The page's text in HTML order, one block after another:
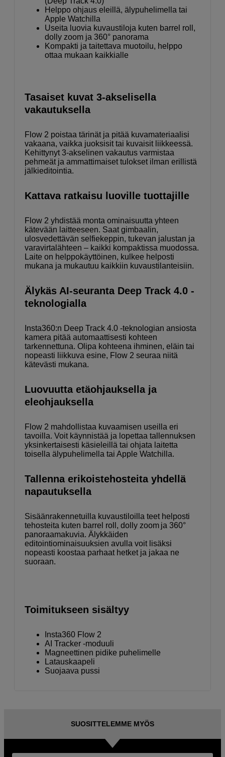
Helppo ohjaus eleillä, älypuhelimella tai
Apple Watchilla
Useita luovia kuvaustiloja kuten barrel roll,
dolly zoom ja 360° panorama
Kompakti ja taitettava muotoilu, helppo
ottaa mukaan kaikkialle
Tasaiset kuvat 3-akselisella
vakautuksella
Flow 2 poistaa tärinät ja pitää kuvamateriaalisi
vakaana, vaikka juoksisit tai kuvaisit liikkeessä.
Kehittynyt 3-akselinen vakautus varmistaa
pehmeät ja ammattimaiset tulokset ilman erillistä
jälkieditointia.
Kattava ratkaisu luoville tuottajille
Flow 2 yhdistää monta ominaisuutta yhteen
kätevään laitteeseen. Saat gimbaalin,
ulosvedettävän selfiekeppin, tukevan jalustan ja
varavirtalähteen – kaikki kompaktissa muodossa.
Laite on helppokäyttöinen, kulkee helposti
mukana ja mukautuu kaikkiin kuvaustilanteisiin.
Älykäs AI-seuranta Deep Track 4.0 -
teknologialla
Insta360:n Deep Track 4.0 -teknologian ansiosta
kamera pitää automaattisesti kohteen
tarkennettuna. Olipa kohteena ihminen, eläin tai
nopeasti liikkuva esine, Flow 2 seuraa niitä
kätevästi mukana.
Luovuutta etäohjauksella ja
eleohjauksella
Flow 2 mahdollistaa kuvaamisen useilla eri
tavoilla. Voit käynnistää ja lopettaa tallennuksen
yksinkertaisesti käsieleillä tai ohjata laitetta
toisella älypuhelimella tai Apple Watchilla.
Tallenna erikoistehosteita yhdellä
napautuksella
Sisäänrakennetuilla kuvaustiloilla teet helposti
tehosteita kuten barrel roll, dolly zoom ja 360°
panoraamakuvia. Älykkäiden
editointiominaisuuksien avulla voit lisäksi
nopeasti koostaa parhaat hetket ja jakaa ne
suoraan.
Toimitukseen sisältyy
Insta360 Flow 2
AI Tracker -moduuli
Magneettinen pidike puhelimelle
Latauskaapeli
Suojaava pussi
SUOSITTELEMME MYÖS